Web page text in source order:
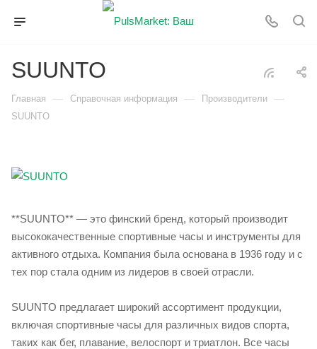
SUUNTO
Главная — Справочная информация — Производители —
SUUNTO
**SUUNTO** — это финский бренд, который производит
высококачественные спортивные часы и инструменты для
активного отдыха. Компания была основана в 1936 году и с
тех пор стала одним из лидеров в своей отрасли.
SUUNTO предлагает широкий ассортимент продукции,
включая спортивные часы для различных видов спорта,
таких как бег, плавание, велоспорт и триатлон. Все часы